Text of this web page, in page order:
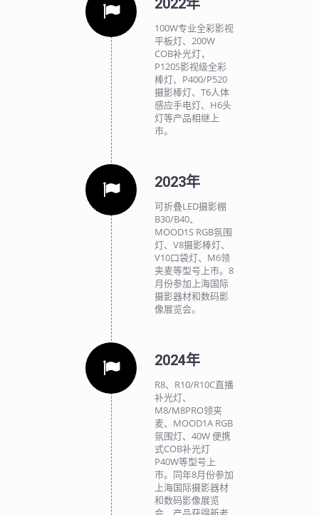
2022年
100W专业全彩影视
平板灯、200W
COB补光灯，
P120S影视级全彩
棒灯、P400/P520
摄影棒灯、T6人体
感应手电灯、H6头
灯等产品相继上
市。
2023年
可折叠LED摄影棚
B30/B40、
MOOD1S RGB氛围
灯、V8摄影棒灯、
V10口袋灯、M6领
夹麦等型号上市。8
月份参加上海国际
摄影器材和数码影
像展览会。
2024年
R8、R10/R10C直播
补光灯、
M8/M8PRO领夹
麦、MOOD1A RGB
氛围灯、40W 便携
式COB补光灯
P40W等型号上
市。同年8月份参加
上海国际摄影器材
和数码影像展览